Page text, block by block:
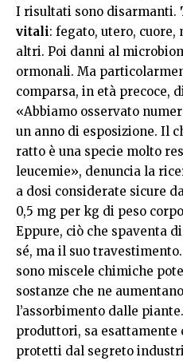
I risultati sono disarmanti.
vitali: fegato, utero,
altri. Poi danni al
ormonali. Ma
comparsa, in età precoce,
«Abbiamo osservato
un anno di esposizione. Il
ratto è una specie molto
leucemie», denuncia la
a dosi considerate sicure
0,5 mg per kg di peso
Eppure, ciò che spaventa
sé, ma il suo
sono miscele chimiche
sostanze che ne
l’assorbimento dalle
produttori, sa esattamente
protetti dal segreto